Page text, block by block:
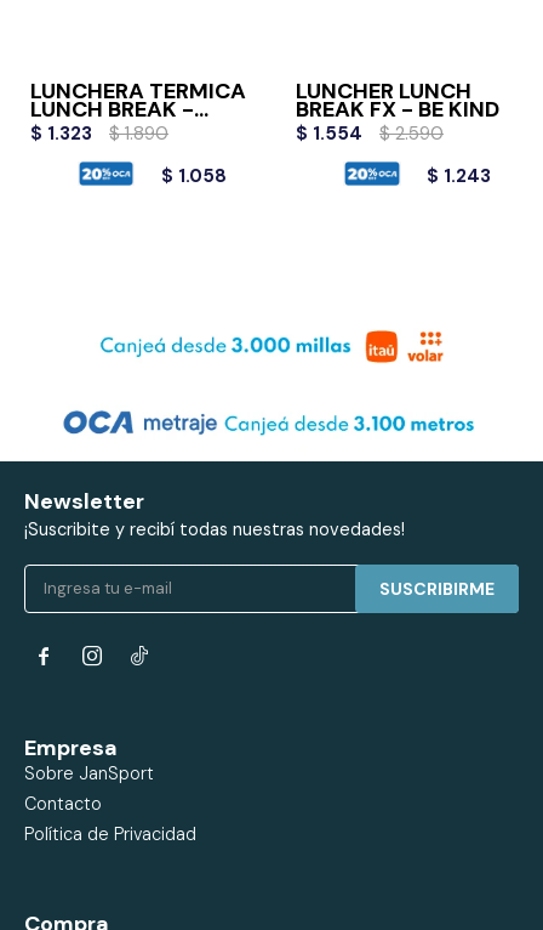
LUNCHERA TERMICA
LUNCH BREAK -
BLACK
$ 1.323 $ 1.890
$ 1.058
LUNCHER LUNCH
BREAK FX - BE KIND
$ 1.554 $ 2.590
$ 1.243
Newsletter
¡Suscribite y recibí todas nuestras novedades!
SUSCRIBIRME
 
Empresa
Sobre JanSport
Contacto
Política de Privacidad
Compra